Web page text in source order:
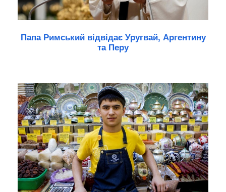
Папа Римський відвідає Уругвай, Аргентину
та Перу